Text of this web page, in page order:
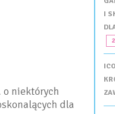
o niektórych
dla
I